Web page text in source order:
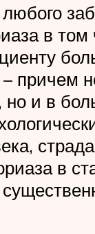
в том
причем
но и в
в